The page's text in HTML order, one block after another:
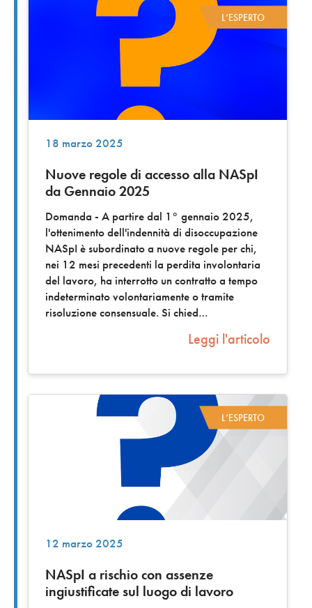
L’ESPERTO
18 marzo 2025
Nuove regole di accesso alla NASpI
da Gennaio 2025
Domanda - A partire dal 1° gennaio 2025,
l'ottenimento dell'indennità di disoccupazione
NASpI è subordinato a nuove regole per chi,
nei 12 mesi precedenti la perdita involontaria
del lavoro, ha interrotto un contratto a tempo
indeterminato volontariamente o tramite
risoluzione consensuale. Si chied
Leggi l'articolo
L’ESPERTO
12 marzo 2025
NASpI a rischio con assenze
ingiustificate sul luogo di lavoro